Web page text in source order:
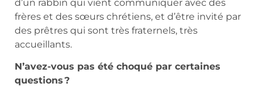
d’un rabbin qui vient communiquer avec des
frères et des sœurs chrétiens, et d’être invité par
des prêtres qui sont très fraternels, très
accueillants.
N’avez-vous pas été choqué par certaines
questions ?